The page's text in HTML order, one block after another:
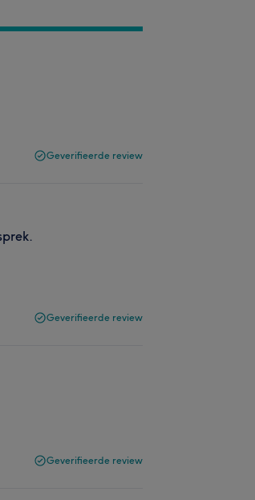
Geverifieerde review
Geverifieerde review
Geverifieerde review